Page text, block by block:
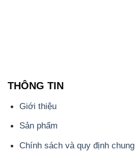
THÔNG TIN
Giới thiệu
Sản phẩm
Chính sách và quy định chung